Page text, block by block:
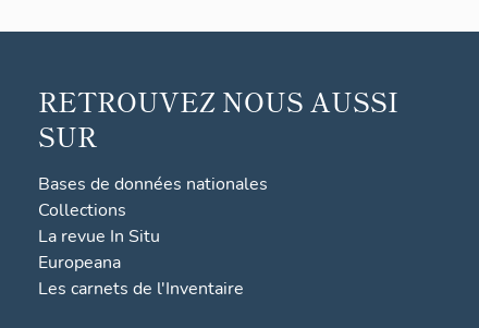
RETROUVEZ NOUS AUSSI
SUR
Bases de données nationales
Collections
La revue In Situ
Europeana
Les carnets de l'Inventaire